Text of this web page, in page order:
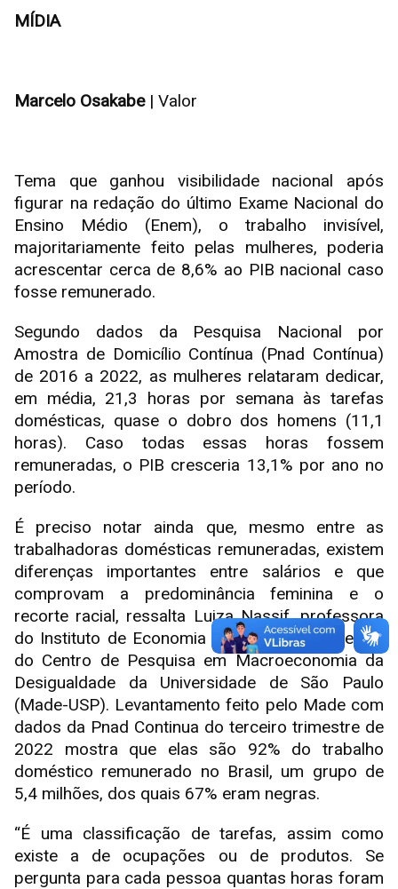
MÍDIA
Marcelo Osakabe| Valor
Tema que ganhou visibilidade nacional após
figurar na redação do último Exame Nacional do
Ensino Médio (Enem), o trabalho invisível,
majoritariamente feito pelas mulheres, poderia
acrescentar cerca de 8,6% ao PIB nacional caso
fosse remunerado.
Segundo dados da Pesquisa Nacional por
Amostra de Domicílio Contínua (Pnad Contínua)
de 2016 a 2022, as mulheres relataram dedicar,
em média, 21,3 horas por semana às tarefas
domésticas, quase o dobro dos homens (11,1
horas). Caso todas essas horas fossem
remuneradas, o PIB cresceria 13,1% por ano no
período.
É preciso notar ainda que, mesmo entre as
trabalhadoras domésticas remuneradas, existem
diferenças importantes entre salários e que
comprovam a predominância feminina e o
recorte racial, ressalta Luiza Nassif, professora
do Instituto de Economia da Unicamp e diretora
do Centro de Pesquisa em Macroeconomia da
Desigualdade da Universidade de São Paulo
(Made-USP). Levantamento feito pelo Made com
dados da Pnad Continua do terceiro trimestre de
2022 mostra que elas são 92% do trabalho
doméstico remunerado no Brasil, um grupo de
5,4 milhões, dos quais 67% eram negras.
“É uma classificação de tarefas, assim como
existe a de ocupações ou de produtos. Se
pergunta para cada pessoa quantas horas foram